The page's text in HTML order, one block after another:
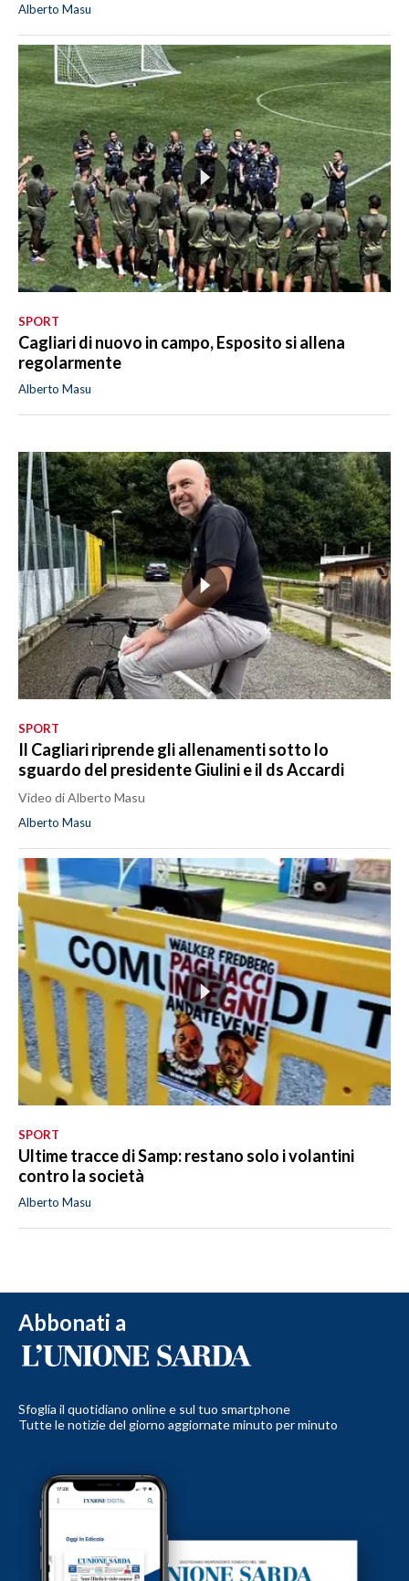
Alberto Masu
SPORT
Cagliari di nuovo in campo, Esposito si allena
regolarmente
Alberto Masu
SPORT
Il Cagliari riprende gli allenamenti sotto lo
sguardo del presidente Giulini e il ds Accardi
Video di Alberto Masu
Alberto Masu
SPORT
Ultime tracce di Samp: restano solo i volantini
contro la società
Alberto Masu
Abbonati a
Sfoglia il quotidiano online e sul tuo smartphone
Tutte le notizie del giorno aggiornate minuto per minuto